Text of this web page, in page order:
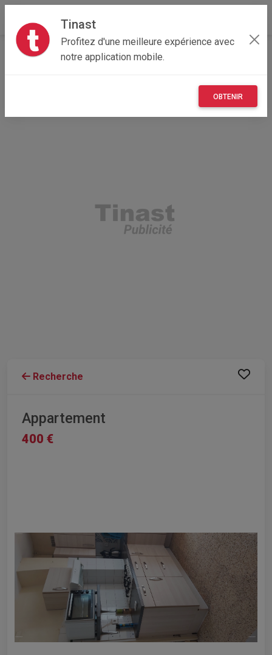
Tinast
Profitez d'une meilleure expérience avec
notre application mobile.
OBTENIR
Accueil Immobilier Occitanie
Recherche
Appartement
400 €